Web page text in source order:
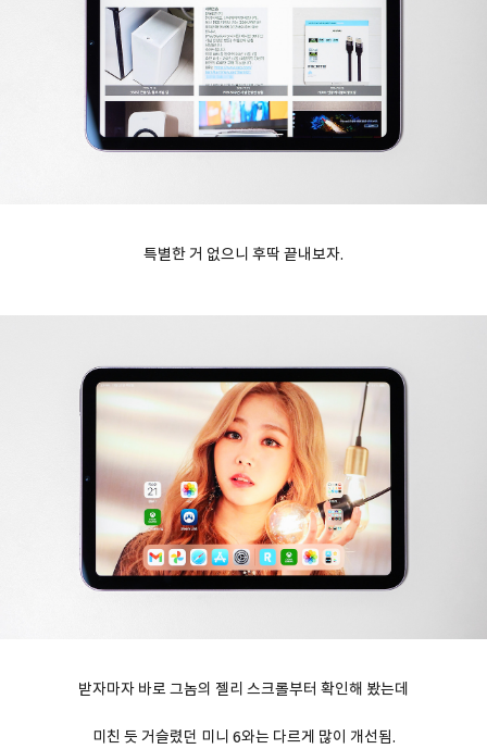
특별한 거 없으니 후딱 끝내보자.
받자마자 바로 그놈의 젤리 스크롤부터 확인해 봤는데
미친 듯 거슬렸던 미니 6와는 다르게 많이 개선됨.